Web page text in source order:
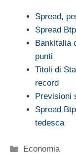
Spread,
Spread
Bankitalia
punti
Titoli di
record
Previsioni
Spread
tedesca
Categorie
Economia